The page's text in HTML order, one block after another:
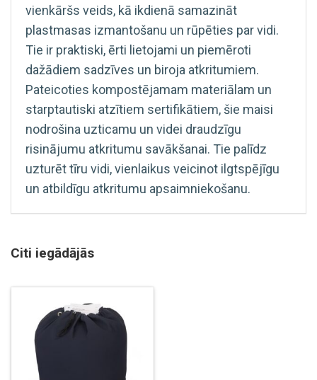
vienkāršs veids, kā ikdienā samazināt
plastmasas izmantošanu un rūpēties par vidi.
Tie ir praktiski, ērti lietojami un piemēroti
dažādiem sadzīves un biroja atkritumiem.
Pateicoties kompostējamam materiālam un
starptautiski atzītiem sertifikātiem, šie maisi
nodrošina uzticamu un videi draudzīgu
risinājumu atkritumu savākšanai. Tie palīdz
uzturēt tīru vidi, vienlaikus veicinot ilgtspējīgu
un atbildīgu atkritumu apsaimniekošanu.
Citi iegādājās